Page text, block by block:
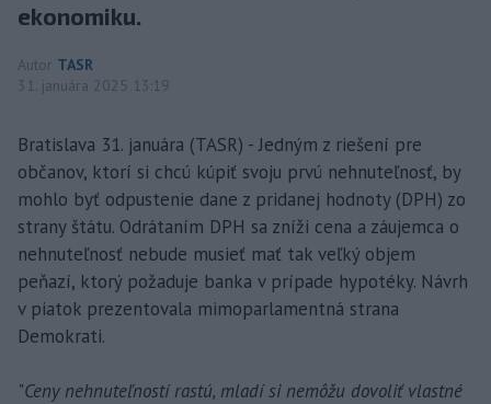
ekonomiku.
Autor TASR
31. januára 2025 13:19
Bratislava 31. januára (TASR) - Jedným z riešení pre
občanov, ktorí si chcú kúpiť svoju prvú nehnuteľnosť, by
mohlo byť odpustenie dane z pridanej hodnoty (DPH) zo
strany štátu. Odrátaním DPH sa zníži cena a záujemca o
nehnuteľnosť nebude musieť mať tak veľký objem
peňazí, ktorý požaduje banka v prípade hypotéky. Návrh
v piatok prezentovala mimoparlamentná strana
Demokrati.
"Ceny nehnuteľností rastú, mladí si nemôžu dovoliť vlastné